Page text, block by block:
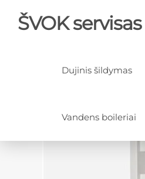
ŠVOK servisas
Dujinis šildymas
Vandens boileriai